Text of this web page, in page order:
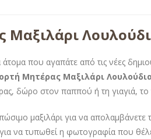
Μαξιλάρι
που αγαπάτε από τις νέες
Μητέρας Μαξιλάρι
δώρο στον παππού ή τη γιαγιά,
μαξιλάρι για να
να τυπωθεί η φωτογραφία που